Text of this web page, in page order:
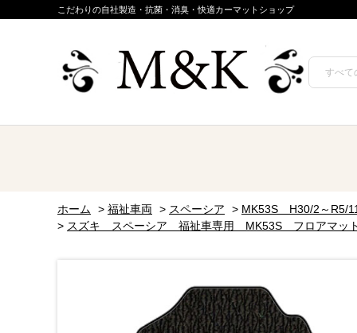
こだわりの自社製造・抗菌・消臭・快適カーマットショップ
ホーム > 福祉車両 > スペーシア > MK53S H30/2～R5/
> スズキ スペーシア 福祉車専用 MK53S フロアマ